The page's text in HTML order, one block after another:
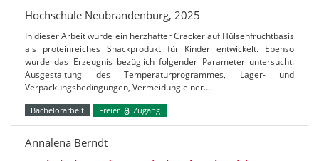
Hochschule Neubrandenburg, 2025
In dieser Arbeit wurde ein herzhafter Cracker auf Hülsenfruchtbasis
als proteinreiches Snackprodukt für Kinder entwickelt. Ebenso
wurde das Erzeugnis bezüglich folgender Parameter untersucht:
Ausgestaltung des Temperaturprogrammes, Lager- und
Verpackungsbedingungen, Vermeidung einer…
Bachelorarbeit Freier Zugang
Annalena Berndt